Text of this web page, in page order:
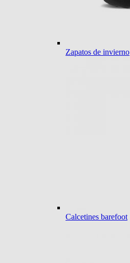
Zapatos de invierno
Calcetines barefoot